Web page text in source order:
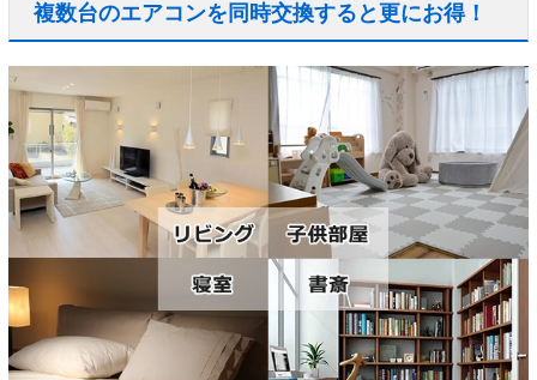
複数台のエアコンを同時交換すると更にお得！